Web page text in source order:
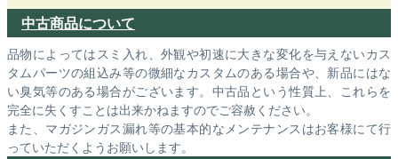
中古商品について
品物によってはスミ入れ、外観や初速に大きな変化を与えないカス
タムパーツの組込み等の微細なカスタムのある場合や、新品にはな
い臭気等のある場合がございます。中古品という性質上、これらを
完全に失くすことは出来かねますのでご容赦ください。
また、マガジンガス漏れ等の基本的なメンテナンスはお客様にて行
っていただくようお願いします。